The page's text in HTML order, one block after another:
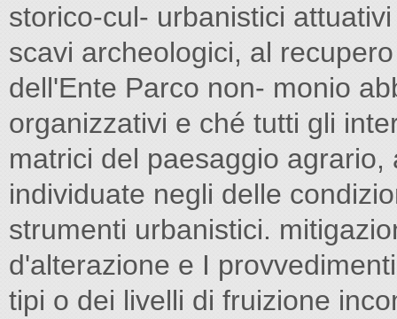
storico-cul- urbanistici
scavi archeologici, al
dell'Ente Parco non- monio
organizzativi e ché tutti gli
matrici del paesaggio
individuate negli delle
strumenti urbanistici.
d'alterazione e I
tipi o dei livelli di fruizione